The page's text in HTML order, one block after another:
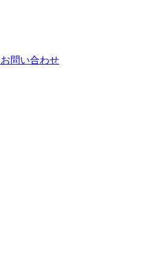
お問い合わせ